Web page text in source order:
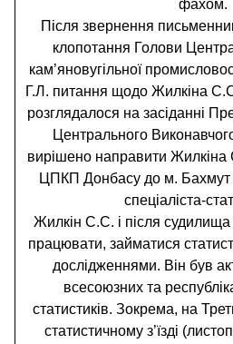
фахом.
Після звернення
клопотання Голови
кам’яновугільної
Г.Л. питання щодо Жилкіна
розглядалося на засіданні
Центрального
вирішено направити
ЦПКП Донбасу до м. Бахмут
спеціаліста-
Жилкін С.С. і після
працювати, займатися
дослідженнями. Він був
всесоюзних та
статистиків. Зокрема, на
статистичному з’їзді